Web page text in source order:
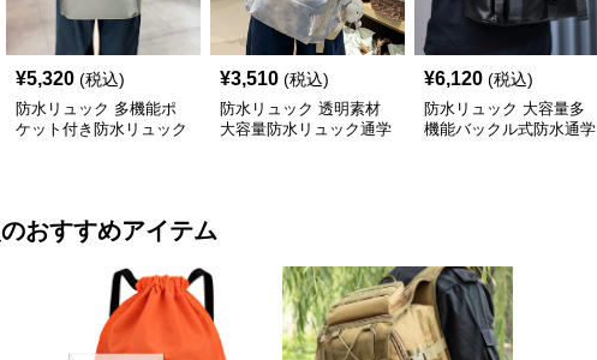
¥5,320 (税込)
防水リュック 多機能ポ
ケット付き防水リュック
¥3,510 (税込)
防水リュック 透明素材
大容量防水リュック通学
¥6,120 (税込)
防水リュック 大容量多
機能バックル式防水通学
のおすすめアイテム